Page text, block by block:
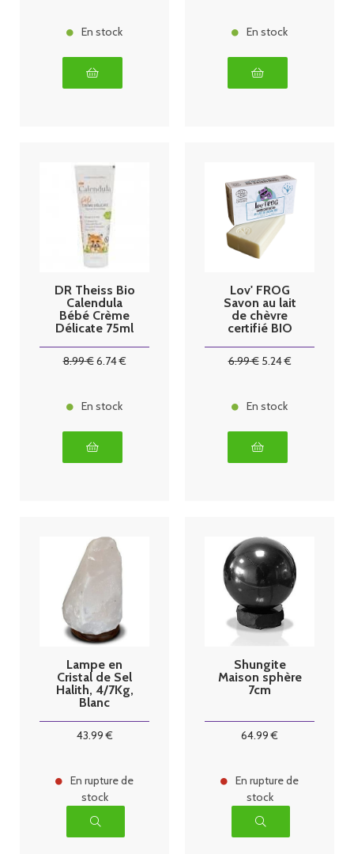
En stock En stock
DR Theiss Bio
Calendula
Bébé Crème
Délicate 75ml
8.99€6.74€
En stock
Lov' FROG
Savon au lait
de chèvre
certifié BIO
6.99€ 5.24€
En stock
Lampe en
Cristal de Sel
Halith, 4/7Kg,
Blanc
43.99€
En rupture de
stock
Shungite
Maison sphère
7cm
64.99 €
En rupture de
stock